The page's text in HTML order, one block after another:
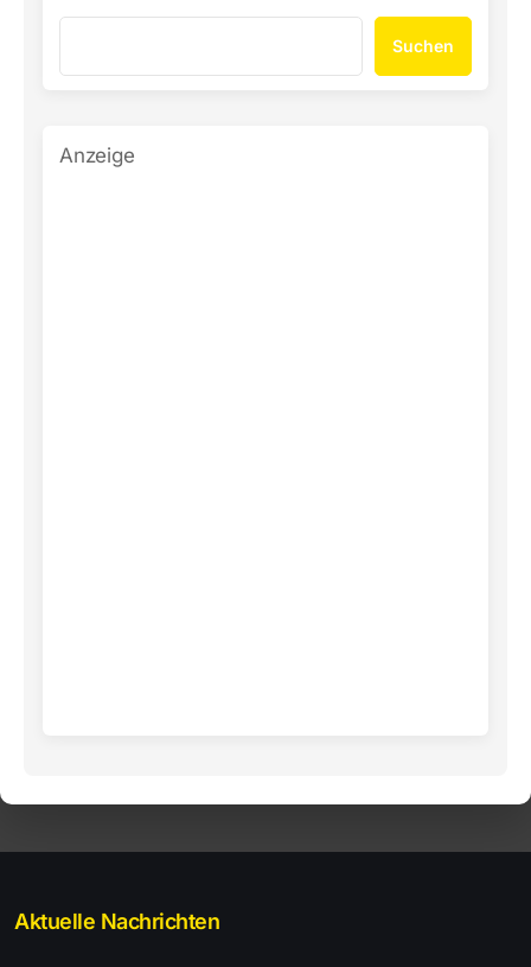
Suchen
Anzeige
Aktuelle Nachrichten